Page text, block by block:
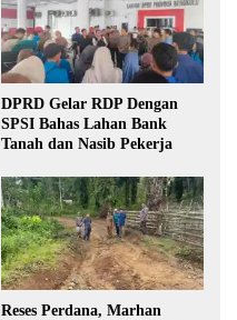
DPRD Gelar RDP Dengan
SPSI Bahas Lahan Bank
Tanah dan Nasib Pekerja
Reses Perdana, Marhan